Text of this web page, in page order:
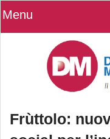
Menu
Frùttolo: